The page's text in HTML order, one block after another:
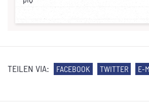
TEILEN VIA: FACEBOOK TWITTER E-